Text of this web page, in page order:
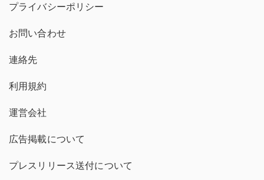
プライバシーポリシー
お問い合わせ
連絡先
利用規約
運営会社
広告掲載について
プレスリリース送付について